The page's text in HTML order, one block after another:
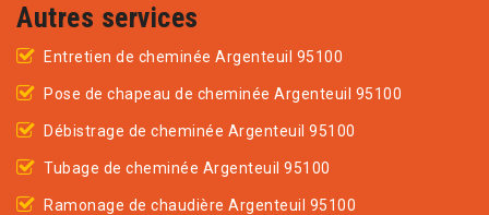
Autres services
Entretien de cheminée Argenteuil 95100
Pose de chapeau de cheminée Argenteuil 95100
Débistrage de cheminée Argenteuil 95100
Tubage de cheminée Argenteuil 95100
Ramonage de chaudière Argenteuil 95100